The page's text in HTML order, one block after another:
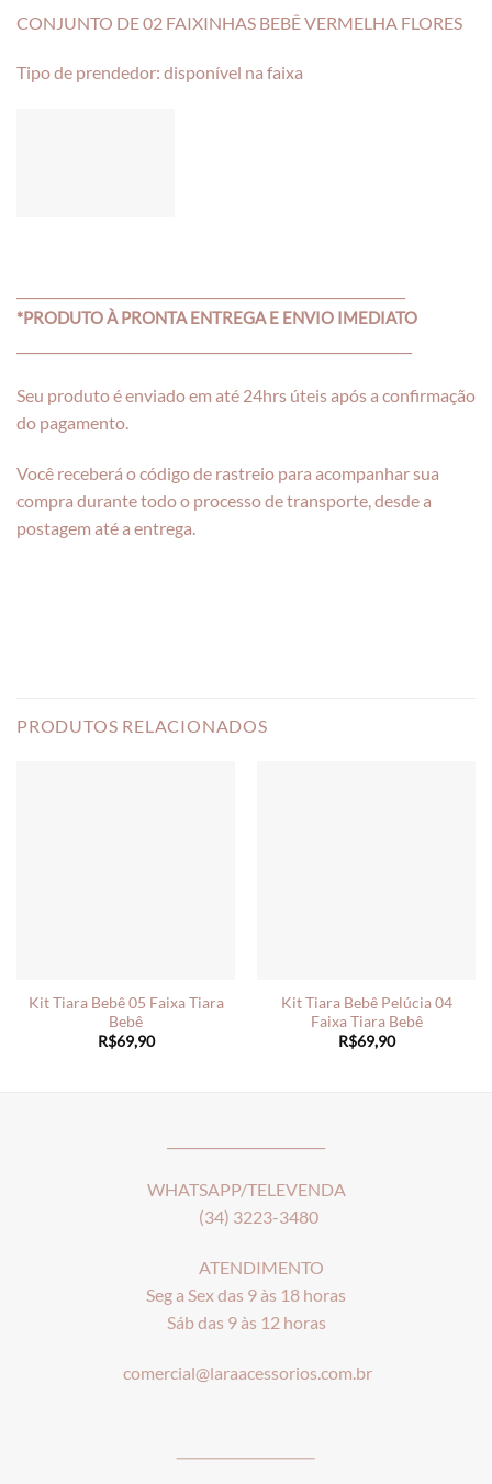
CONJUNTO DE 02 FAIXINHAS BEBÊ VERMELHA FLORES
Tipo de prendedor: disponível na faixa
*PRODUTO À PRONTA ENTREGA E ENVIO IMEDIATO
Seu produto é enviado em até 24hrs úteis após a confirmação
do pagamento.
Você receberá o código de rastreio para acompanhar sua
compra durante todo o processo de transporte, desde a
postagem até a entrega.
PRODUTOS RELACIONADOS
Kit Tiara Bebê 05 Faixa Tiara
Bebê
R$69,90
Kit Tiara Bebê Pelúcia 04
Faixa Tiara Bebê
R$69,90
WHATSAPP/TELEVENDA
(34) 3223-3480
ATENDIMENTO
Seg a Sex das 9 às 18 horas
Sáb das 9 às 12 horas
comercial@laraacessorios.com.br